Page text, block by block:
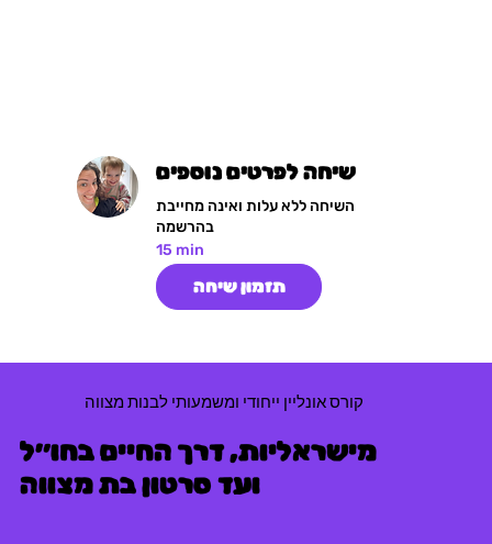
שיחה לפרטים נוספים
השיחה ללא עלות ואינה מחייבת
בהרשמה
15 min
תזמון שיחה
קורס אונליין ייחודי ומשמעותי לבנות מצווה
מישראליות, דרך החיים בחו״ל
ועד סרטון בת מצווה